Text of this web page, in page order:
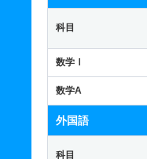
科目
数学Ⅰ
数学A
外国語
科目